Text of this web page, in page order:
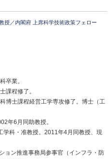
授／内閣府 上席科学技術政策フェロー
卒業。
課程修了。
博士課程経営工学専攻修了。博士（工
年6月同助教授。
学科・准教授。2011年4月同教授、現
ョン推進事務局参事官（インフラ・防